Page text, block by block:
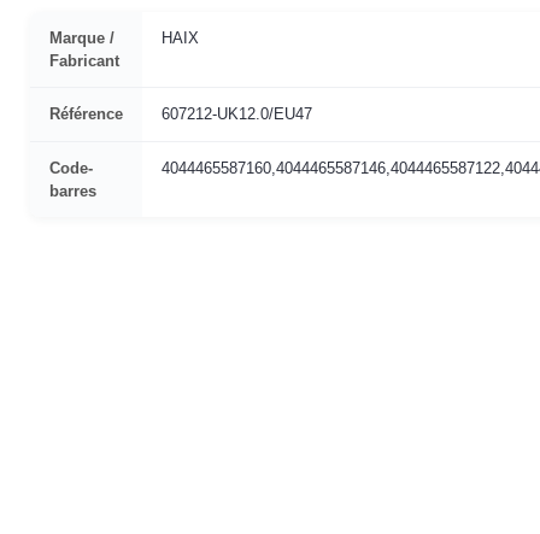
Marque /
Fabricant
HAIX
Référence 607212-UK12.0/EU47
Code-
barres